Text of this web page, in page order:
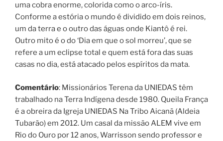
uma cobra enorme, colorida como o arco-íris.
Conforme a estória o mundo é dividido em dois reinos,
um da terra e o outro das águas onde Kiantô é rei.
Outro mito é o do ‘Dia em que o sol morreu’, que se
refere a um eclipse total e quem está fora das suas
casas no dia, está atacado pelos espíritos da mata.
Comentário: Missionários Terena da UNIEDAS têm
trabalhado na Terra Indígena desde 1980. Queila França
é a obreira da Igreja UNIEDAS Na Tribo Aicanã (Aldeia
Tubarão) em 2012. Um casal da missão ALEM vive em
Rio do Ouro por 12 anos, Warrisson sendo professor e